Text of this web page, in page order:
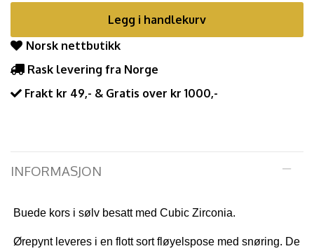
Legg i handlekurv
Norsk nettbutikk
Rask levering fra Norge
Frakt kr 49,- & Gratis over kr 1000,-
INFORMASJON
Buede kors i sølv besatt med Cubic Zirconia.
Ørepynt leveres i en flott sort fløyelspose med snøring. De